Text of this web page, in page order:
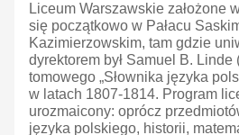
Liceum Warszawskie założone
się początkowo w Pałacu
Kazimierzowskim, tam gdzie
dyrektorem był Samuel B.
tomowego „Słownika języka
w latach 1807-1814. Program
urozmaicony: oprócz
języka polskiego, historii,